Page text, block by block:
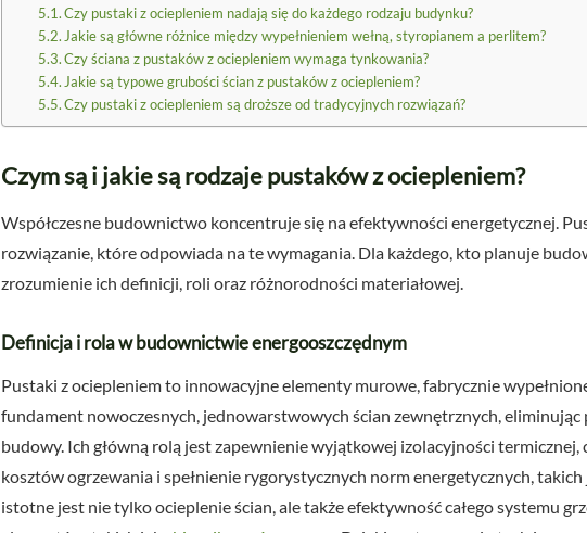
Czy pustaki z ociepleniem nadają się do każdego rodzaju budynku?
Jakie są główne różnice między wypełnieniem wełną, styropianem a perlitem?
Czy ściana z pustaków z ociepleniem wymaga tynkowania?
Jakie są typowe grubości ścian z pustaków z ociepleniem?
Czy pustaki z ociepleniem są droższe od tradycyjnych rozwiązań?
Czym są i jakie są rodzaje pustaków z ociepleniem?
Współczesne budownictwo koncentruje się na efektywności energetycznej.
rozwiązanie, które odpowiada na te wymagania. Dla każdego, kto planuje
zrozumienie ich definicji, roli oraz różnorodności materiałowej.
Definicja i rola w budownictwie energooszczędnym
Pustaki z ociepleniem to innowacyjne elementy murowe, fabrycznie
fundament nowoczesnych, jednowarstwowych ścian zewnętrznych,
budowy. Ich główną rolą jest zapewnienie wyjątkowej izolacyjności termicznej,
kosztów ogrzewania i spełnienie rygorystycznych norm energetycznych,
istotne jest nie tylko ocieplenie ścian, ale także efektywność całego systemu